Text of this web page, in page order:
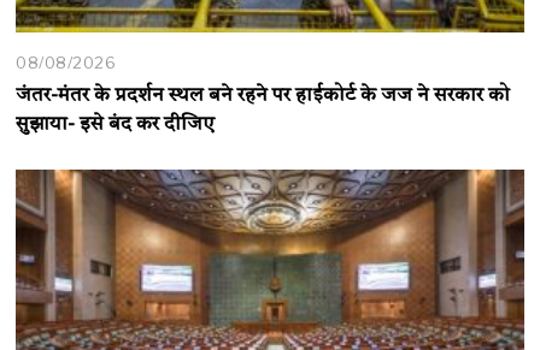
08/08/2026
जंतर-मंतर के प्रदर्शन स्थल बने रहने पर हाईकोर्ट के जज ने सरकार को
सुझाया- इसे बंद कर दीजिए